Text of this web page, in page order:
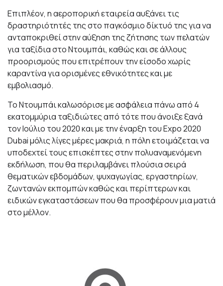
Επιπλέον, η αεροπορική εταιρεία αυξάνει τις
δραστηριότητές της στο παγκόσμιο δίκτυό της για να
ανταποκριθεί στην αύξηση της ζήτησης των πελατών
για ταξίδια στο Ντουμπάι, καθώς και σε άλλους
προορισμούς που επιτρέπουν την είσοδο χωρίς
καραντίνα για ορισμένες εθνικότητες και με
εμβολιασμό.
Το Ντουμπάι καλωσόρισε με ασφάλεια πάνω από 4
εκατομμύρια ταξιδιώτες από τότε που άνοιξε ξανά
τον Ιούλιο του 2020 και με την έναρξη του Expo 2020
Dubai μόλις λίγες μέρες μακριά, η πόλη ετοιμάζεται να
υποδεχτεί τους επισκέπτες στην πολυαναμενόμενη
εκδήλωση, που θα περιλαμβάνει πλούσια σειρά
θεματικών εβδομάδων, ψυχαγωγίας, εργαστηρίων,
ζωντανών εκπομπών καθώς και περίπτερων και
ειδικών εγκαταστάσεων που θα προσφέρουν μια ματιά
στο μέλλον.